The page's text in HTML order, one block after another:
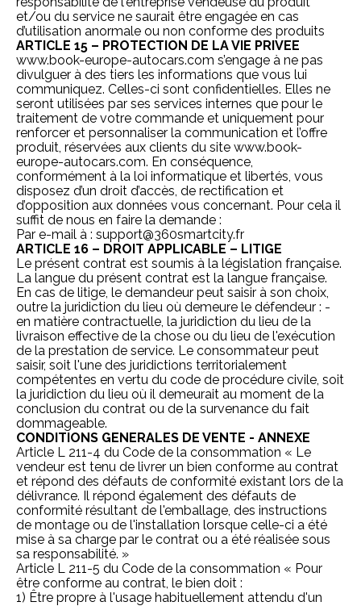
et/ou du service ne saurait être engagée en cas
d’utilisation anormale ou non conforme des produits
ARTICLE 15 – PROTECTION DE LA VIE PRIVEE
www.book-europe-autocars.com s’engage à ne pas
divulguer à des tiers les informations que vous lui
communiquez. Celles-ci sont confidentielles. Elles ne
seront utilisées par ses services internes que pour le
traitement de votre commande et uniquement pour
renforcer et personnaliser la communication et l’offre
produit, réservées aux clients du site www.book-
europe-autocars.com. En conséquence,
conformément à la loi informatique et libertés, vous
disposez d’un droit d’accès, de rectification et
d’opposition aux données vous concernant. Pour cela il
suffit de nous en faire la demande :
Par e-mail à : support@360smartcity.fr
ARTICLE 16 – DROIT APPLICABLE – LITIGE
Le présent contrat est soumis à la législation française.
La langue du présent contrat est la langue française.
En cas de litige, le demandeur peut saisir à son choix,
outre la juridiction du lieu où demeure le défendeur : -
en matière contractuelle, la juridiction du lieu de la
livraison effective de la chose ou du lieu de l'exécution
de la prestation de service. Le consommateur peut
saisir, soit l'une des juridictions territorialement
compétentes en vertu du code de procédure civile, soit
la juridiction du lieu où il demeurait au moment de la
conclusion du contrat ou de la survenance du fait
dommageable.
CONDITIONS GENERALES DE VENTE - ANNEXE
Article L 211-4 du Code de la consommation « Le
vendeur est tenu de livrer un bien conforme au contrat
et répond des défauts de conformité existant lors de la
délivrance. Il répond également des défauts de
conformité résultant de l'emballage, des instructions
de montage ou de l'installation lorsque celle-ci a été
mise à sa charge par le contrat ou a été réalisée sous
sa responsabilité. »
Article L 211-5 du Code de la consommation « Pour
être conforme au contrat, le bien doit :
1) Être propre à l'usage habituellement attendu d'un